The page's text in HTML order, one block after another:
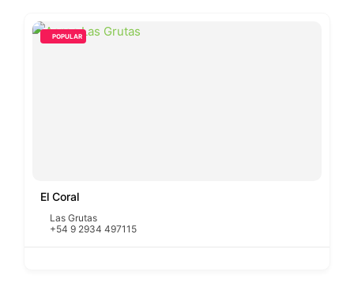
POPULAR
El Coral
Las Grutas
+54 9 2934 497115